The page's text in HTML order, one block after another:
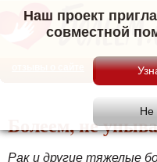
Наш проект
совместной
Болеем, не
Рак и другие тяжелые